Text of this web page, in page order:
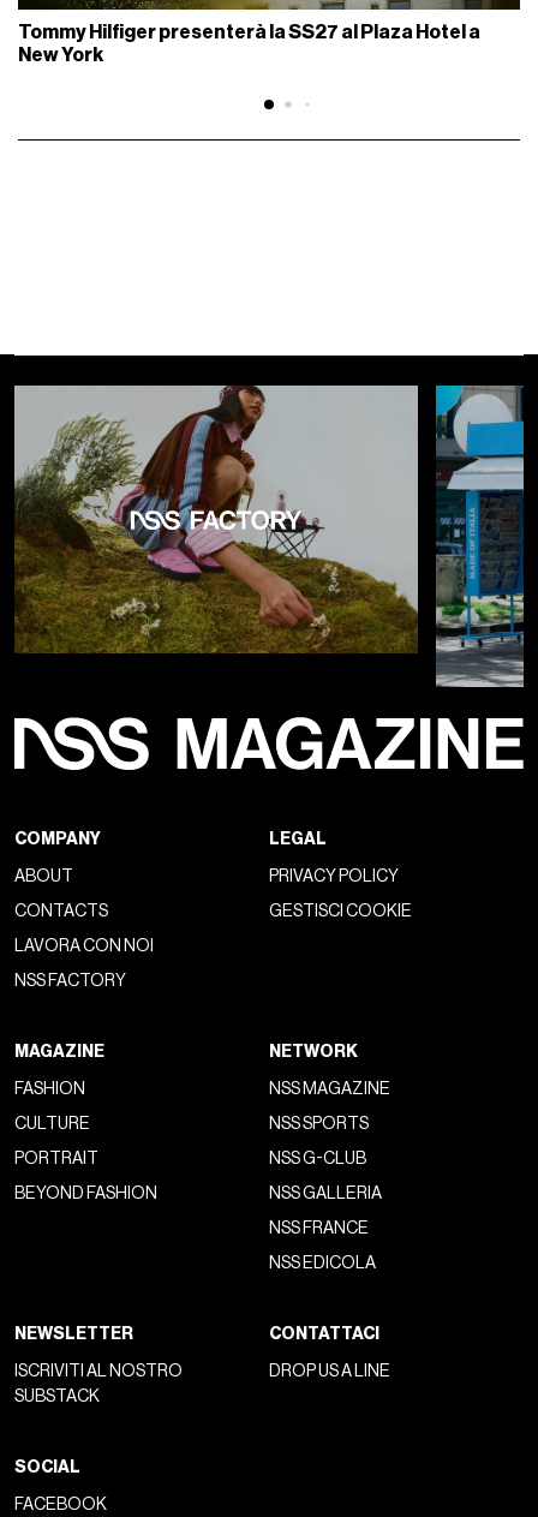
Tommy Hilfiger presenterà la SS27 al Plaza Hotel a
New York
COMPANY
ABOUT
CONTACTS
LAVORA CON NOI
NSS FACTORY
LEGAL
PRIVACY POLICY
GESTISCI COOKIE
MAGAZINE
FASHION
CULTURE
PORTRAIT
BEYOND FASHION
NETWORK
NSS MAGAZINE
NSS SPORTS
NSS G-CLUB
NSS GALLERIA
NSS FRANCE
NSS EDICOLA
NEWSLETTER
ISCRIVITI AL NOSTRO
SUBSTACK
CONTATTACI
DROP US A LINE
SOCIAL
FACEBOOK